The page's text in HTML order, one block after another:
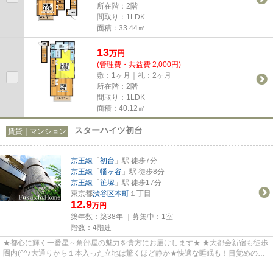
所在階：2階
間取り：1LDK
面積：33.44㎡
13万円
(管理費・共益費 2,000円)
敷：1ヶ月｜礼：2ヶ月
所在階：2階
間取り：1LDK
面積：40.12㎡
賃貸｜マンション スターハイツ初台
京王線 「初台 」駅 徒歩7分
京王線 「幡ヶ谷 」駅 徒歩8分
京王線 「笹塚 」駅 徒歩17分
東京都渋谷区本町 １丁目
12.9万円
築年数：築38年 ｜募集中： 1室
階数：4階建
★都心に輝く一番星～角部屋の魅力を貴方にお届けします★ ★大都会新宿も徒歩
圏内(^^♪大通りから１本入った立地は驚くほど静か★快適な睡眠も！目覚めの朝